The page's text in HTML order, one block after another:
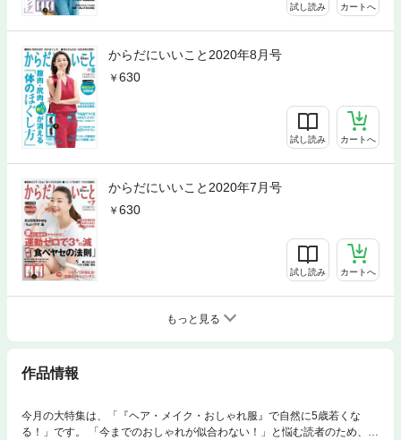
試し読み カートへ
からだにいいこと2020年8月号
630
試し読み カートへ
からだにいいこと2020年7月号
630
試し読み カートへ
もっと見る
作品情報
今月の大特集は、「『ヘア・メイク・おしゃれ服』で自然に5歳若くな
る！」です。 「今までのおしゃれが似合わない！」と悩む読者のため、簡